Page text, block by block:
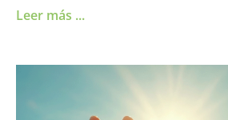
Leer más ...